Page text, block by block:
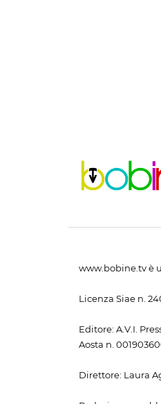
www.bobine.tv è
Licenza Siae n.
Editore: A.V.I.
Aosta n.
Direttore: Laura